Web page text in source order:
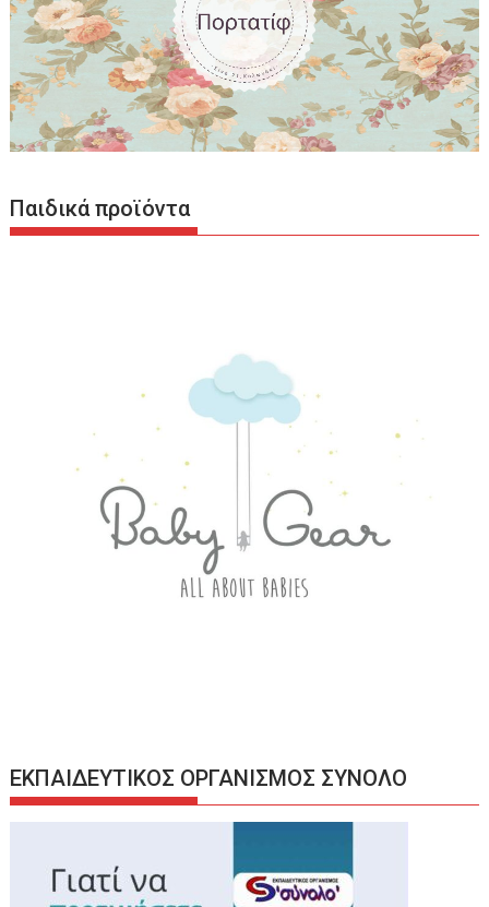
Παιδικά προϊόντα
ΕΚΠΑΙΔΕΥΤΙΚΟΣ ΟΡΓΑΝΙΣΜΟΣ ΣΥΝΟΛΟ